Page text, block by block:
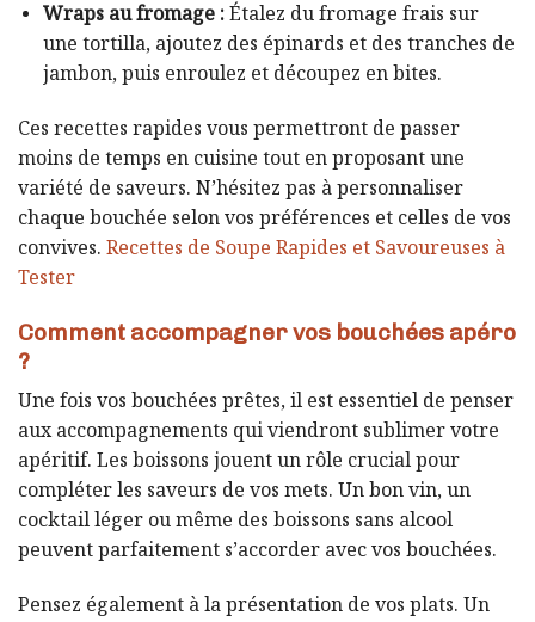
Wraps au fromage :Étalez du fromage frais sur
une tortilla, ajoutez des épinards et des tranches de
jambon, puis enroulez et découpez en bites.
Ces recettes rapides vous permettront de passer
moins de temps en cuisine tout en proposant une
variété de saveurs. N’hésitez pas à personnaliser
chaque bouchée selon vos préférences et celles de vos
convives. Recettes de Soupe Rapides et Savoureuses à
Tester
Comment accompagner vos bouchées apéro
?
Une fois vos bouchées prêtes, il est essentiel de penser
aux accompagnements qui viendront sublimer votre
apéritif. Les boissons jouent un rôle crucial pour
compléter les saveurs de vos mets. Un bon vin, un
cocktail léger ou même des boissons sans alcool
peuvent parfaitement s’accorder avec vos bouchées.
Pensez également à la présentation de vos plats. Un